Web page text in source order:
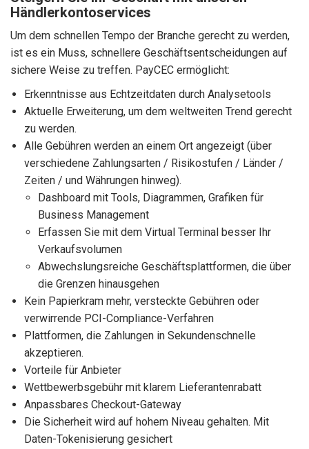
Händlerkontoservices
Um dem schnellen Tempo der Branche gerecht zu werden,
ist es ein Muss, schnellere Geschäftsentscheidungen auf
sichere Weise zu treffen. PayCEC ermöglicht:
Erkenntnisse aus Echtzeitdaten durch Analysetools
Aktuelle Erweiterung, um dem weltweiten Trend gerecht
zu werden.
Alle Gebühren werden an einem Ort angezeigt (über
verschiedene Zahlungsarten / Risikostufen / Länder /
Zeiten / und Währungen hinweg).
Dashboard mit Tools, Diagrammen, Grafiken für
Business Management
Erfassen Sie mit dem Virtual Terminal besser Ihr
Verkaufsvolumen
Abwechslungsreiche Geschäftsplattformen, die über
die Grenzen hinausgehen
Kein Papierkram mehr, versteckte Gebühren oder
verwirrende PCI-Compliance-Verfahren
Plattformen, die Zahlungen in Sekundenschnelle
akzeptieren.
Vorteile für Anbieter
Wettbewerbsgebühr mit klarem Lieferantenrabatt
Anpassbares Checkout-Gateway
Die Sicherheit wird auf hohem Niveau gehalten. Mit
Daten-Tokenisierung gesichert